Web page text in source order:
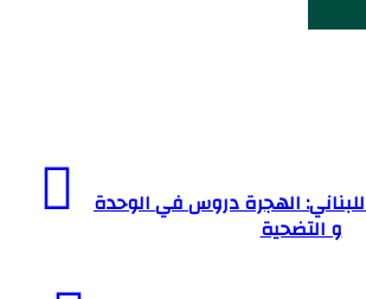
الهجرة دروس في الوحدة
و التضحية